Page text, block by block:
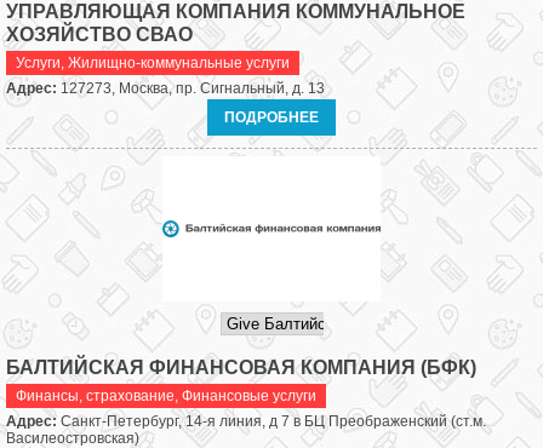
УПРАВЛЯЮЩАЯ КОМПАНИЯ КОММУНАЛЬНОЕ
ХОЗЯЙСТВО СВАО
Услуги, Жилищно-коммунальные услуги
Адрес: 127273, Москва, пр. Сигнальный, д. 13
ПОДРОБНЕЕ
БАЛТИЙСКАЯ ФИНАНСОВАЯ КОМПАНИЯ (БФК)
Финансы, страхование, Финансовые услуги
Адрес: Санкт-Петербург, 14-я линия, д 7 в БЦ Преображенский (ст.м.
Василеостровская)